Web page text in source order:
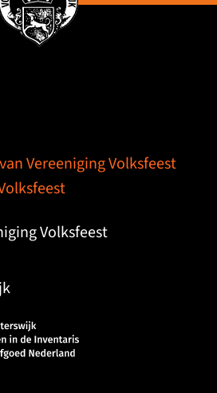
Vereeniging Volksfeest
Volksfeest